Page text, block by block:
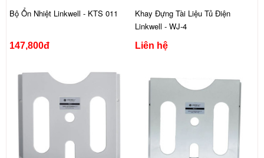
Bộ Ổn Nhiệt Linkwell - KTS 011
147,800đ
Khay Đựng Tài Liệu Tủ Điện
Linkwell - WJ-4
Liên hệ